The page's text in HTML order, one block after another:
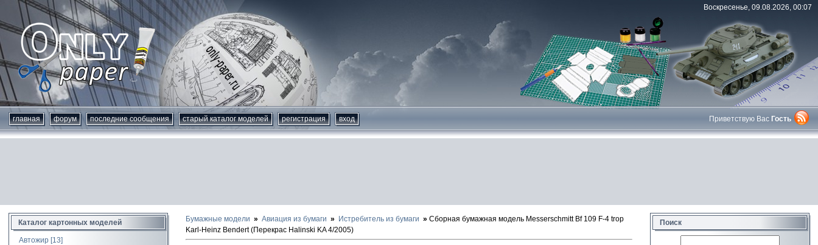
Воскресенье, 09.08.2026, 00:07
главная форум последние сообщения старый каталог моделей регистрация вход Приветствую Вас Гость
Каталог картонных моделей
Автожир [13]
Бумажные модели Авиация из бумаги Истребитель из бумаги
Сборная бумажная модель Messerschmitt Bf 109 F-4 trop
Karl-Heinz Bendert (Перекрас Halinski KA 4/2005)
Поиск